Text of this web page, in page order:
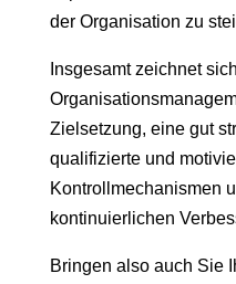
der Organisation zu
Insgesamt zeichnet
Zielsetzung, eine gut
qualifizierte und
Kontrollmechanismen
kontinuierlichen
Bringen also auch Sie